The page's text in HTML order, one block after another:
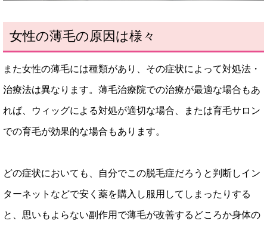
女性の薄毛の原因は様々
また女性の薄毛には種類があり、その症状によって対処法・
治療法は異なります。薄毛治療院での治療が最適な場合もあ
れば、ウィッグによる対処が適切な場合、または育毛サロン
での育毛が効果的な場合もあります。
どの症状においても、自分でこの脱毛症だろうと判断しイン
ターネットなどで安く薬を購入し服用してしまったりする
と、思いもよらない副作用で薄毛が改善するどころか身体の